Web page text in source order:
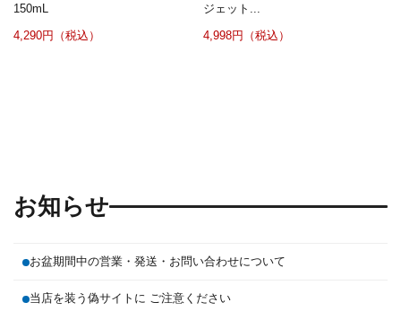
150mL
4,290円（税込）
ジェット...
4,998円（税込）
お知らせ
お盆期間中の営業・発送・お問い合わせについて
当店を装う偽サイトに ご注意ください